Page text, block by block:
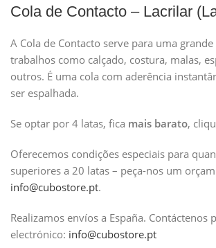
Cola de Contacto – Lacrilar
A Cola de Contacto serve para uma
trabalhos como calçado, costura, malas,
outros. É uma cola com aderência
ser espalhada.
Se optar por 4 latas, fica mais barato,
Oferecemos condições especiais para
superiores a 20 latas – peça-nos um
info@cubostore.pt.
Realizamos envíos a España. Contáctenos
electrónico: info@cubostore.pt